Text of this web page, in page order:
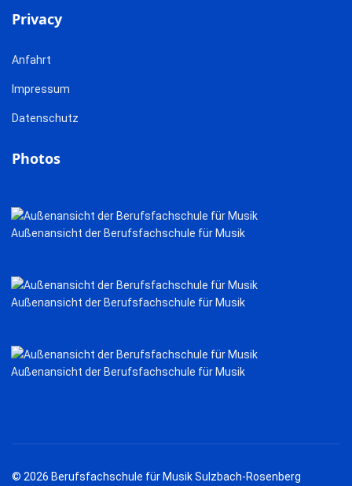
Privacy
Anfahrt
Impressum
Datenschutz
Photos
Außenansicht der Berufsfachschule für Musik
Außenansicht der Berufsfachschule für Musik
Außenansicht der Berufsfachschule für Musik
© 2026 Berufsfachschule für Musik Sulzbach-Rosenberg